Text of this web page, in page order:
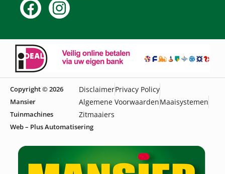
Copyright © 2026
Mansier
Tuinmachines
DisclaimerPrivacy Policy
Algemene VoorwaardenMaaisystemen
Zitmaaiers
Web – Plus Automatisering